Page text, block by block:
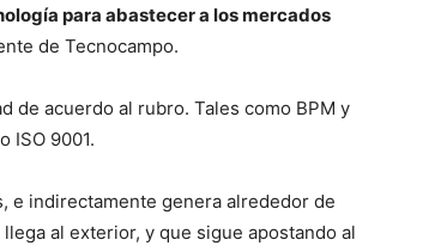
para abastecer a los mercados
de Tecnocampo.
de acuerdo al rubro. Tales como BPM y
ISO 9001.
e indirectamente genera alrededor de
al exterior, y que sigue apostando al